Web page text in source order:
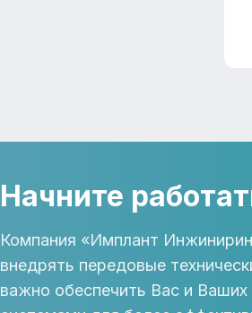
Начните
Компания «Имплант
внедрять передовые
важно обеспечить Вас и